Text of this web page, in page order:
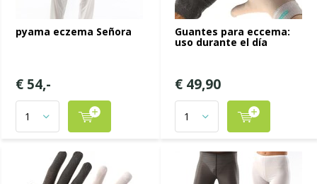
pyama eczema Señora
€ 54,-
Guantes para eccema:
uso durante el día
€ 49,90